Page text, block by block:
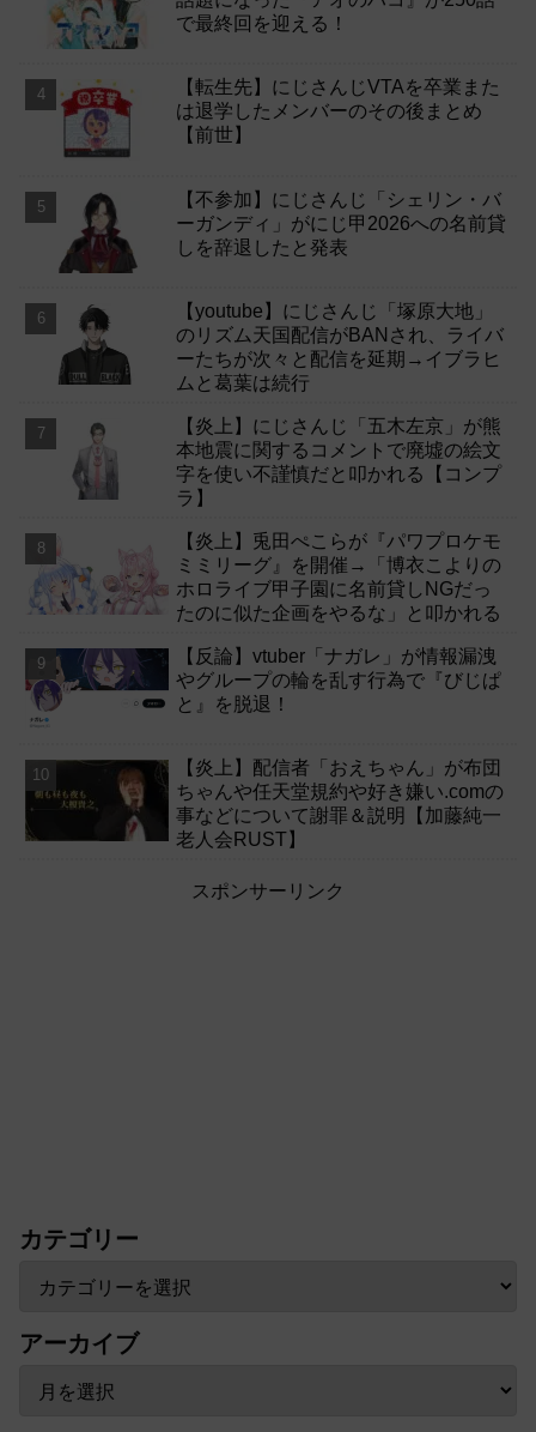
で最終回を迎える！
【転生先】にじさんじVTAを卒業また
は退学したメンバーのその後まとめ
【前世】
【不参加】にじさんじ「シェリン・バ
ーガンディ」がにじ甲2026への名前貸
しを辞退したと発表
【youtube】にじさんじ「塚原大地」
のリズム天国配信がBANされ、ライバ
ーたちが次々と配信を延期→イブラヒ
ムと葛葉は続行
【炎上】にじさんじ「五木左京」が熊
本地震に関するコメントで廃墟の絵文
字を使い不謹慎だと叩かれる【コンプ
ラ】
【炎上】兎田ぺこらが『パワプロケモ
ミミリーグ』を開催→「博衣こよりの
ホロライブ甲子園に名前貸しNGだっ
たのに似た企画をやるな」と叩かれる
【反論】vtuber「ナガレ」が情報漏洩
やグループの輪を乱す行為で『びじぱ
と』を脱退！
【炎上】配信者「おえちゃん」が布団
ちゃんや任天堂規約や好き嫌い.comの
事などについて謝罪＆説明【加藤純一
老人会RUST】
スポンサーリンク
カテゴリー
アーカイブ